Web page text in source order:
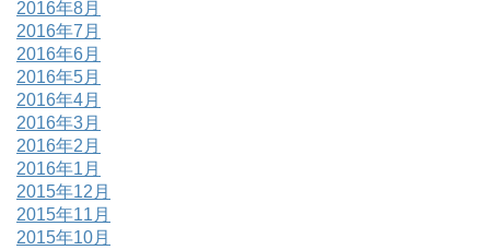
2016年8月
2016年7月
2016年6月
2016年5月
2016年4月
2016年3月
2016年2月
2016年1月
2015年12月
2015年11月
2015年10月